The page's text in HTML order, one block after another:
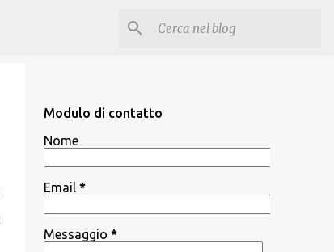
Modulo di contatto
Nome
Email *
Messaggio *